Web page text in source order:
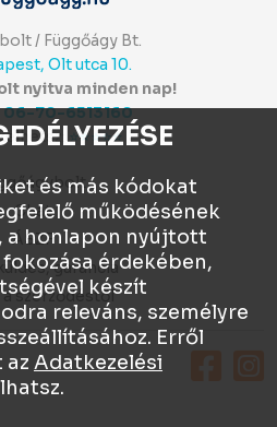
/ Függőágy Bt.
Olt utca 10.
nyitva minden nap!
06-70-6513160
⭐⭐⭐⭐⭐
Chat
ÁSZF
garancia
a szerződéstől
és más kódokat
működésének
a honlapon nyújtott
érdekében,
készít
releváns, személyre
Erről
Adatkezelési